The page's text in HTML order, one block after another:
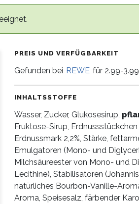
PREIS UND VERFÜGBARKEIT
Gefunden bei REWE für 2.99-
INHALTSSTOFFE
Wasser, Zucker, Glukosesirup,
Fruktose-Sirup,
Erdnussmark 2,2%, Stärke,
Emulgatoren (Mono- und
Milchsäureester von Mono- und
Lecithine), Stabilisatoren
natürliches Bourbon-Vanille-
Aroma, Speisesalz, färbender